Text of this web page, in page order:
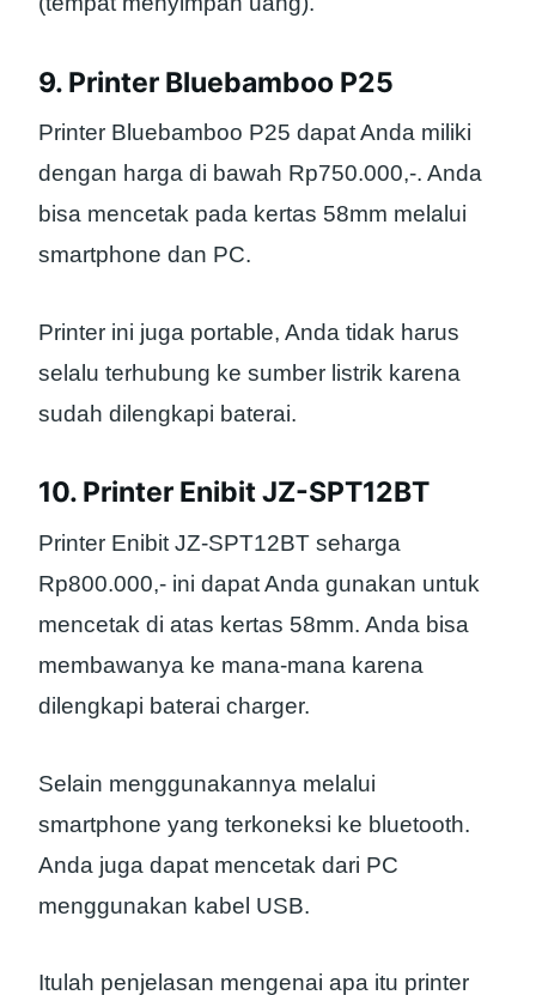
9. Printer Bluebamboo P25
Printer Bluebamboo P25 dapat Anda miliki
dengan harga di bawah Rp750.000,-. Anda
bisa mencetak pada kertas 58mm melalui
smartphone dan PC.
Printer ini juga portable, Anda tidak harus
selalu terhubung ke sumber listrik karena
sudah dilengkapi baterai.
10. Printer Enibit JZ-SPT12BT
Printer Enibit JZ-SPT12BT seharga
Rp800.000,- ini dapat Anda gunakan untuk
mencetak di atas kertas 58mm. Anda bisa
membawanya ke mana-mana karena
dilengkapi baterai charger.
Selain menggunakannya melalui
smartphone yang terkoneksi ke bluetooth.
Anda juga dapat mencetak dari PC
menggunakan kabel USB.
Itulah penjelasan mengenai apa itu printer